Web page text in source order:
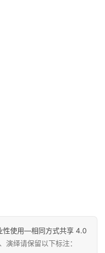
使用—相同方式共享 4.0
演绎请保留以下标注：